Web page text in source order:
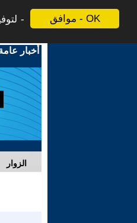
موافق - OK
أخبار
الزوار